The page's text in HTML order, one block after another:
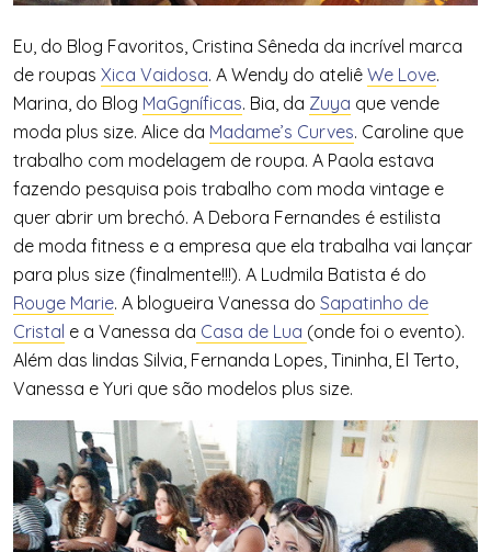
Eu, do Blog Favoritos, Cristina Sêneda da incrível marca
de roupas Xica Vaidosa. A Wendy do ateliê We Love.
Marina, do Blog MaGgníficas. Bia, da Zuya que vende
moda plus size. Alice da Madame’s Curves. Caroline que
trabalho com modelagem de roupa. A Paola estava
fazendo pesquisa pois trabalho com moda vintage e
quer abrir um brechó. A Debora Fernandes é estilista
de moda fitness e a empresa que ela trabalha vai lançar
para plus size (finalmente!!!). A Ludmila Batista é do
Rouge Marie. A blogueira Vanessa do Sapatinho de
Cristal e a Vanessa da Casa de Lua (onde foi o evento).
Além das lindas Silvia, Fernanda Lopes, Tininha, El Terto,
Vanessa e Yuri que são modelos plus size.